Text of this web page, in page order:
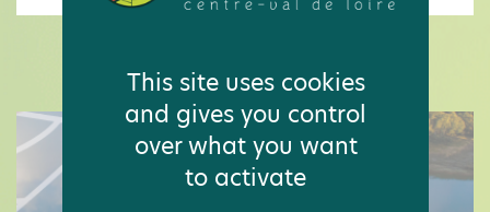
LES ACTUALITÉS DE L'OBSERVATOIRE
This site uses cookies
and gives you control
over what you want
to activate